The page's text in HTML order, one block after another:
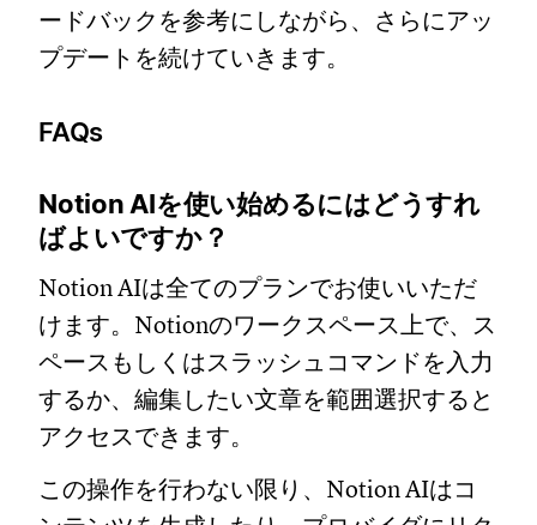
ードバックを参考にしながら、さらにアッ
プデートを続けていきます。
FAQs
Notion AIを使い始めるにはどうすれ
ばよいですか？
Notion AIは全てのプランでお使いいただ
けます。Notionのワークスペース上で、ス
ペースもしくはスラッシュコマンドを入力
するか、編集したい文章を範囲選択すると
アクセスできます。
この操作を行わない限り、Notion AIはコ